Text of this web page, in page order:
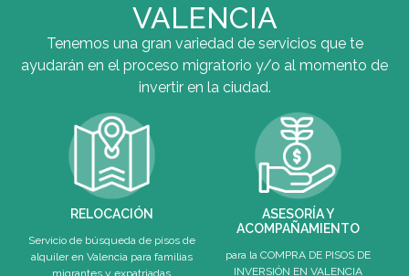
VALENCIA
Tenemos una gran variedad de servicios que te
ayudarán en el proceso migratorio y/o al momento de
invertir en la ciudad.
RELOCACIÓN
Servicio de búsqueda de pisos de
alquiler en Valencia para familias
migrantes y expatriadas
ASESORÍA Y
ACOMPAÑAMIENTO
para la COMPRA DE PISOS DE
INVERSIÓN EN VALENCIA